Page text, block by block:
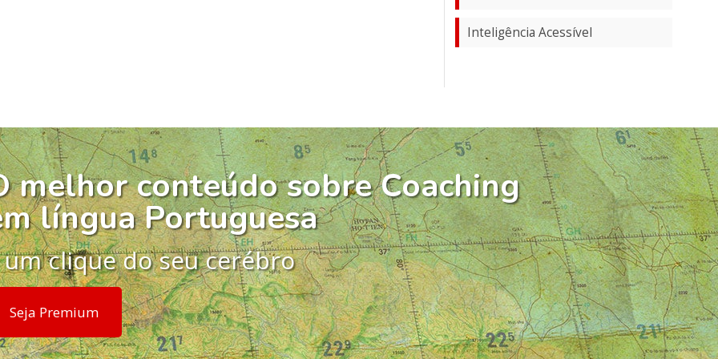
Inteligência Acessível
melhor conteúdo sobre Coaching
língua Portuguesa
um clique do seu cerébro
Seja Premium